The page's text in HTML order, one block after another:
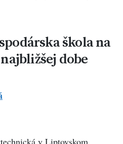
škola na
dobe
v Liptovskom